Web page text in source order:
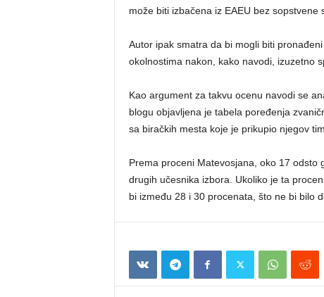
može biti izbačena iz EAEU bez sopstvene
Autor ipak smatra da bi mogli biti
okolnostima nakon, kako navodi, izuzetno
Kao argument za takvu ocenu navodi se
blogu objavljena je tabela poređenja
sa biračkih mesta koje je prikupio njegov tim.
Prema proceni Matevosjana, oko 17 odsto
drugih učesnika izbora. Ukoliko je ta
bi između 28 i 30 procenata, što ne bi bilo